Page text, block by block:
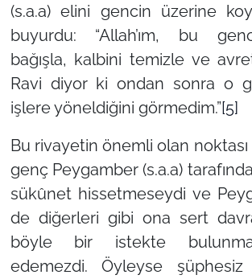
(s.a.a) elini gencin üzerine
buyurdu: “Allah’ım, bu
bağışla, kalbini temizle ve
Ravi diyor ki ondan sonra o
işlere yöneldiğini görmedim.”[5]
Bu rivayetin önemli olan
genç Peygamber (s.a.a)
sükûnet hissetmeseydi ve
de diğerleri gibi ona sert
böyle bir istekte
edemezdi. Öyleyse